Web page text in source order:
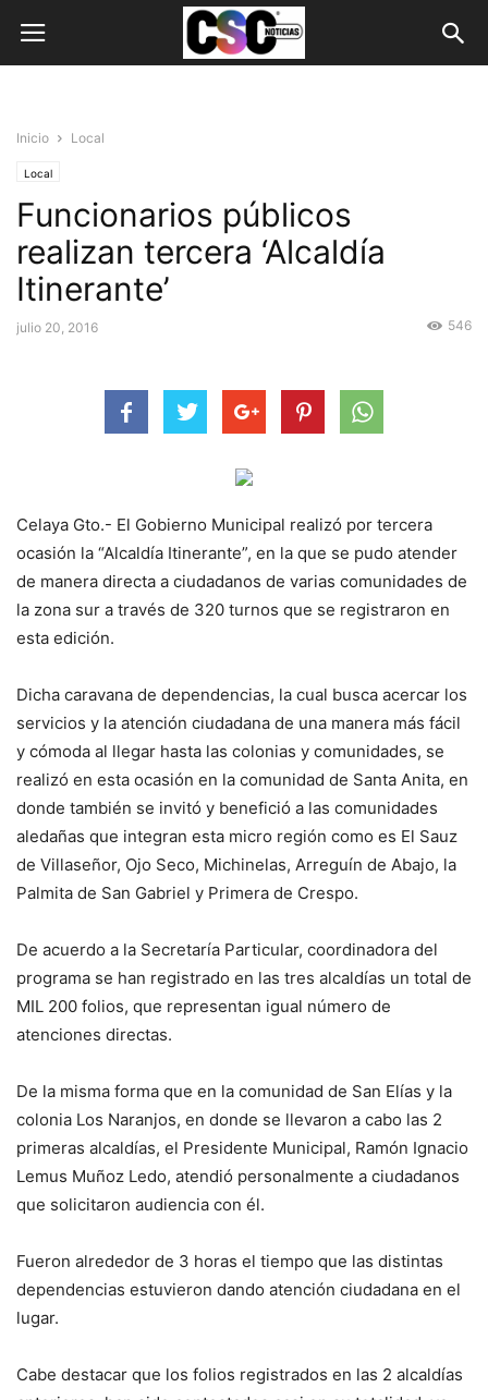
Inicio Local
Local
Funcionarios públicos
realizan tercera ‘Alcaldía
Itinerante’
julio 20, 2016 546
Celaya Gto.- El Gobierno Municipal realizó por tercera
ocasión la “Alcaldía Itinerante”, en la que se pudo atender
de manera directa a ciudadanos de varias comunidades de
la zona sur a través de 320 turnos que se registraron en
esta edición.
Dicha caravana de dependencias, la cual busca acercar los
servicios y la atención ciudadana de una manera más fácil
y cómoda al llegar hasta las colonias y comunidades, se
realizó en esta ocasión en la comunidad de Santa Anita, en
donde también se invitó y benefició a las comunidades
aledañas que integran esta micro región como es El Sauz
de Villaseñor, Ojo Seco, Michinelas, Arreguín de Abajo, la
Palmita de San Gabriel y Primera de Crespo.
De acuerdo a la Secretaría Particular, coordinadora del
programa se han registrado en las tres alcaldías un total de
MIL 200 folios, que representan igual número de
atenciones directas.
De la misma forma que en la comunidad de San Elías y la
colonia Los Naranjos, en donde se llevaron a cabo las 2
primeras alcaldías, el Presidente Municipal, Ramón Ignacio
Lemus Muñoz Ledo, atendió personalmente a ciudadanos
que solicitaron audiencia con él.
Fueron alrededor de 3 horas el tiempo que las distintas
dependencias estuvieron dando atención ciudadana en el
lugar.
Cabe destacar que los folios registrados en las 2 alcaldías